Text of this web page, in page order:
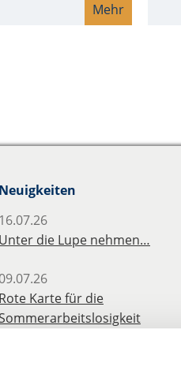
Mehr
Neuigkeiten
16.07.26
Unter die Lupe nehmen…
Rote Karte für die